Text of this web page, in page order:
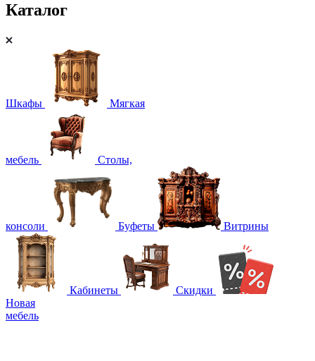
Каталог
Шкафы Мягкая
мебель Столы,
консоли Буфеты Витрины
Кабинеты
Скидки
Новая
мебель